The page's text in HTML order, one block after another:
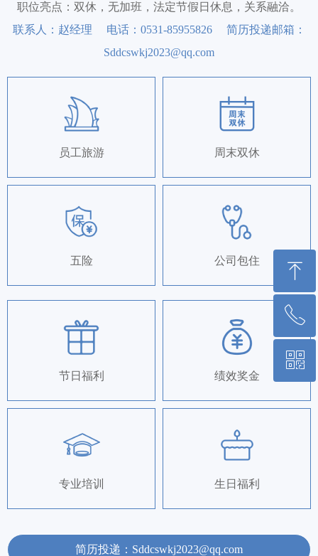
职位亮点：双休，无加班，法定节假日休息，关系融洽。
联系人：赵经理 电话：0531-85955826 简历投递邮箱：
Sddcswkj2023@qq.com
简历投递：Sddcswkj2023@qq.com
员工旅游 周末双休
五险 公司包住
节日福利 绩效奖金
专业培训 生日福利
ꁸ
回到顶部
ꂅ
400-830-2029
ꀥ
微信二维码